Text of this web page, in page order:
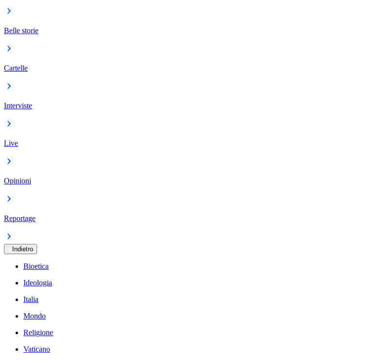
Belle storie
Cartelle
Interviste
Live
Opinioni
Reportage
Indietro
Bioetica
Ideologia
Italia
Mondo
Religione
Vaticano